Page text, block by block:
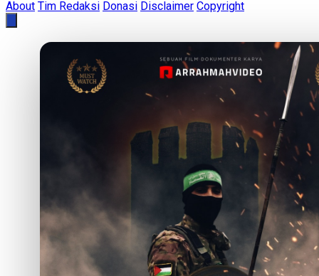
About Tim Redaksi Donasi Disclaimer Copyright